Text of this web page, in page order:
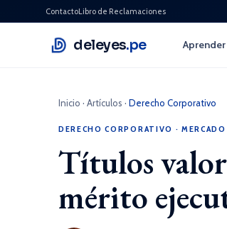
ContactoLibro de Reclamaciones
deleyes.pe Aprender
Inicio · Artículos · Derecho Corporativo
DERECHO CORPORATIVO ·
Títulos
mérito